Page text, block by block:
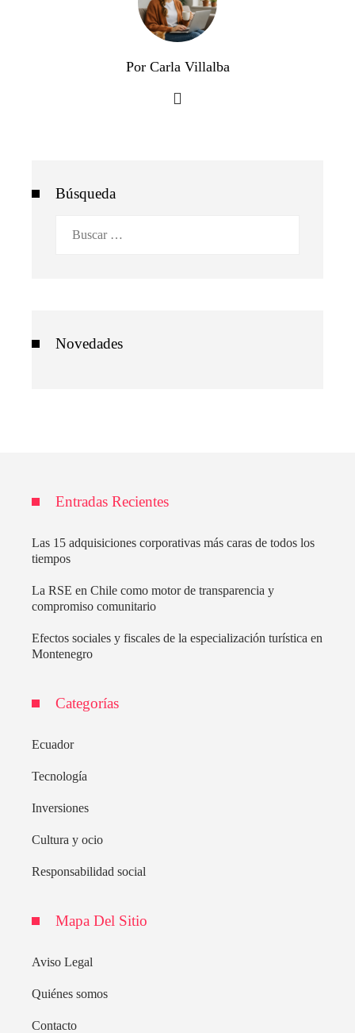
Por Carla Villalba
Búsqueda
Novedades
Entradas Recientes
Las 15 adquisiciones corporativas más caras de todos los
tiempos
La RSE en Chile como motor de transparencia y
compromiso comunitario
Efectos sociales y fiscales de la especialización turística en
Montenegro
Categorías
Ecuador
Tecnología
Inversiones
Cultura y ocio
Responsabilidad social
Mapa Del Sitio
Aviso Legal
Quiénes somos
Contacto